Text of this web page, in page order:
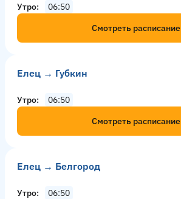
Утро
06:50
Смотреть расписание
Елец → Губкин
Утро
06:50
Смотреть расписание
Елец → Белгород
Утро
06:50